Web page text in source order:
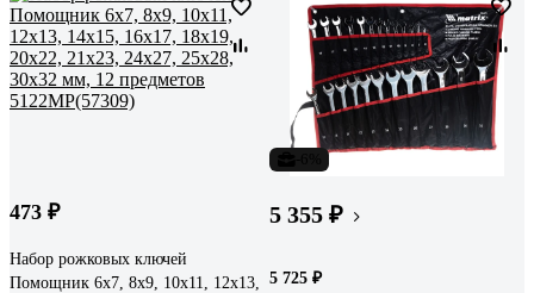
473 ₽
Набор рожковых ключей
Помощник 6x7, 8x9, 10x11, 12x13,
5 355 ₽
5 725 ₽